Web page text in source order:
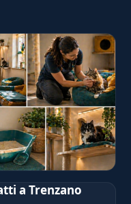
a Trenzano